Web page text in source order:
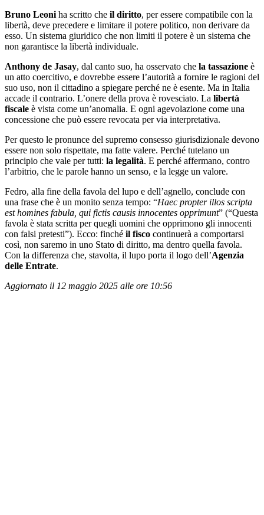
Bruno Leoni ha scritto che il diritto, per essere compatibile con la
libertà, deve precedere e limitare il potere politico, non derivare da
esso. Un sistema giuridico che non limiti il potere è un sistema che
non garantisce la libertà individuale.
Anthony de Jasay, dal canto suo, ha osservato che la tassazione è
un atto coercitivo, e dovrebbe essere l’autorità a fornire le ragioni del
suo uso, non il cittadino a spiegare perché ne è esente. Ma in Italia
accade il contrario. L’onere della prova è rovesciato. La libertà
fiscale è vista come un’anomalia. E ogni agevolazione come una
concessione che può essere revocata per via interpretativa.
Per questo le pronunce del supremo consesso giurisdizionale devono
essere non solo rispettate, ma fatte valere. Perché tutelano un
principio che vale per tutti: la legalità. E perché affermano, contro
l’arbitrio, che le parole hanno un senso, e la legge un valore.
Fedro, alla fine della favola del lupo e dell’agnello, conclude con
una frase che è un monito senza tempo: “Haec propter illos scripta
est homines fabula, qui fictis causis innocentes opprimunt” (“Questa
favola è stata scritta per quegli uomini che opprimono gli innocenti
con falsi pretesti”). Ecco: finché il fisco continuerà a comportarsi
così, non saremo in uno Stato di diritto, ma dentro quella favola.
Con la differenza che, stavolta, il lupo porta il logo dell’Agenzia
delle Entrate.
Aggiornato il 12 maggio 2025 alle ore 10:56